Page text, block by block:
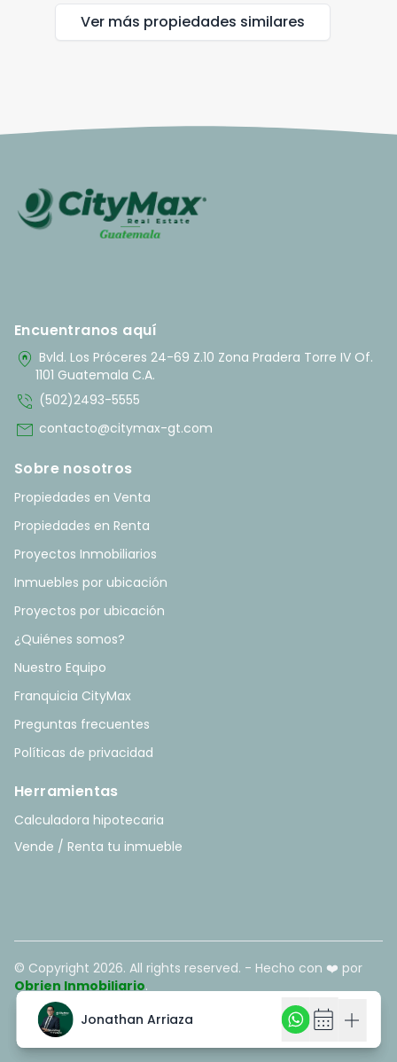
Ver más propiedades similares
Jonathan Arriaza calendar_month add
Jonathan Arriaza calendar_month add
Encuentranos aquí
home_pin Bvld. Los Próceres 24-69 Z.10 Zona Pradera Torre IV Of.
1101 Guatemala C.A.
phone_in_talk (502)2493-5555
mail contacto@citymax-gt.com
Sobre nosotros
Propiedades en Venta
Propiedades en Renta
Proyectos Inmobiliarios
Inmuebles por ubicación
Proyectos por ubicación
¿Quiénes somos?
Nuestro Equipo
Franquicia CityMax
Preguntas frecuentes
Políticas de privacidad
Herramientas
Calculadora hipotecaria
Vende / Renta tu inmueble
© Copyright 2026. All rights reserved. - Hecho con ❤️ por
Obrien Inmobiliario.